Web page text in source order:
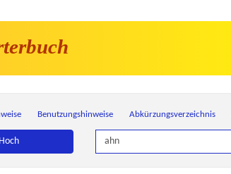
Benutzungshinweise Abkürzungsverzeichnis